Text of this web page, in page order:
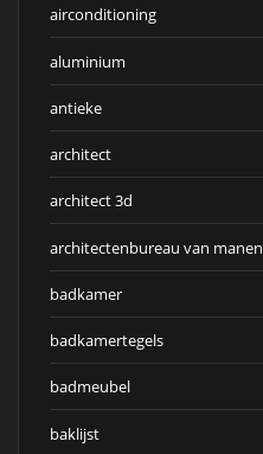
airconditioning
aluminium
antieke
architect
architect 3d
architectenbureau van manen
badkamer
badkamertegels
badmeubel
baklijst